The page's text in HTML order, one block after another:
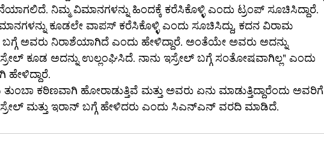
ನಿಮ್ಮ ವಿಮಾನಗಳನ್ನು ಹಿಂದಕ್ಕೆ ಕರೆಸಿಕೊಳ್ಳಿ ಎಂದು ಟ್ರಂಪ್ ಸೂಚಿಸಿದ್ದಾರೆ.
ಅವರು ನಿರಾಶೆಯಾಗಿದೆ ಎಂದು ಹೇಳಿದ್ದಾರೆ. ಅಂತೆಯೇ ಅವರು ಅದನ್ನು
ಕೂಡ ಅದನ್ನು ಉಲ್ಲಂಘಿಸಿದೆ. ನಾನು ಇಸ್ರೇಲ್ ಬಗ್ಗೆ ಸಂತೋಷವಾಗಿಲ್ಲ" ಎಂದು
ಹೇಳಿದ್ದಾರೆ.
ತುಂಬಾ ಕಠಿಣವಾಗಿ ಹೋರಾಡುತ್ತಿವೆ ಮತ್ತು ಅವರು ಏನು ಮಾಡುತ್ತಿದ್ದಾರೆಂದು ಅವರಿಗೆ
ತಿಳಿದಿಲ್ಲ ಎಂದು ಟ್ರಂಪ್ ಇಸ್ರೇಲ್ ಮತ್ತು ಇರಾನ್ ಬಗ್ಗೆ ಹೇಳಿದರು ಎಂದು ಸಿಎನ್‌ಎನ್ ವರದಿ ಮಾಡಿದೆ.